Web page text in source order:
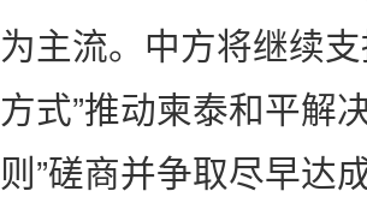
为主流。中方将继续
方式”推动柬泰和平解
则”磋商并争取尽早达